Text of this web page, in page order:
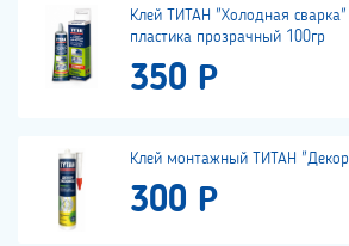
Клей ТИТАН "Холодная
пластика прозрачный 100гр
350 Р
Клей монтажный ТИТАН "Декор
300 Р